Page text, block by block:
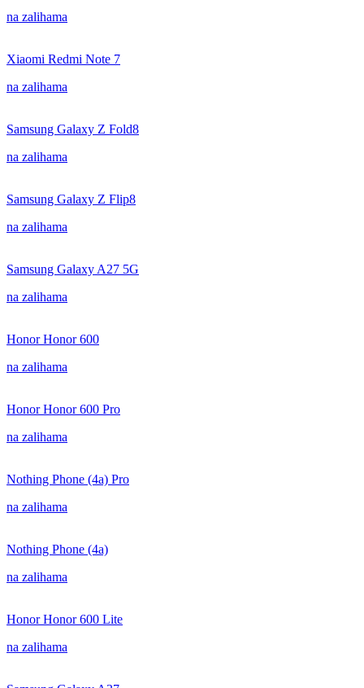
na zalihama
Xiaomi Redmi Note 7
na zalihama
Samsung Galaxy Z Fold8
na zalihama
Samsung Galaxy Z Flip8
na zalihama
Samsung Galaxy A27 5G
na zalihama
Honor Honor 600
na zalihama
Honor Honor 600 Pro
na zalihama
Nothing Phone (4a) Pro
na zalihama
Nothing Phone (4a)
na zalihama
Honor Honor 600 Lite
na zalihama